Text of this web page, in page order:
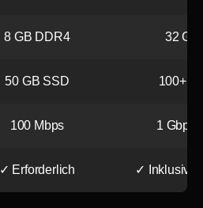
8 GB DDR4 32
50 GB SSD 100+
100 Mbps 1 Gbps
✓ Erforderlich ✓ Inklusive